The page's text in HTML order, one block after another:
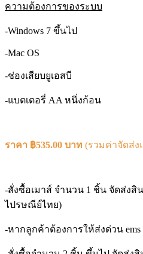
ความต้องการของระบบ
-Windows 7 ขึ้นไป
-Mac OS
-ช่องเสียบยูเอสบี
-แบตเตอรี่ AA หนึ่งก้อน
ราคา ฿535.00 บาท (รวมค่าจัดส่ง
-สั่งซื้อเมาส์ จำนวน 1 ชิ้น จัดส่งสิ
ไปรษณีย์ไทย)
-หากลูกค้าต้องการให้ส่งด่วน